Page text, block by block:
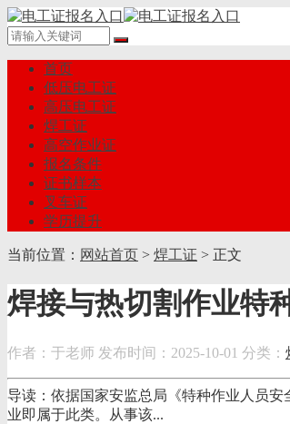
首页
低压电工证
高压电工证
焊工证
高空作业证
报名条件
证书样本
叉车证
学历提升
当前位置： 网站首页 > 焊工证 > 正文
焊接与热切割作业特
作者：于老师 发布时间：2025-10-01 分类：
导读：依据国家安监总局《特种作业人员
业即属于此类。从事该...